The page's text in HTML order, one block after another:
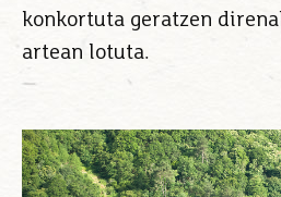
konkortuta geratzen
artean lotuta.